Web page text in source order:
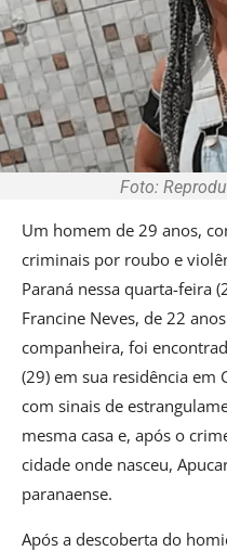
Foto:
Um homem de 29 anos,
criminais por roubo e
Paraná nessa quarta-feira
Francine Neves, de 22
companheira, foi
(29) em sua residência em
com sinais de
mesma casa e, após o
cidade onde nasceu,
paranaense.
Após a descoberta do